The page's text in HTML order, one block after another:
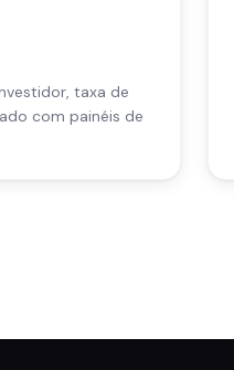
taxa de
com painéis de